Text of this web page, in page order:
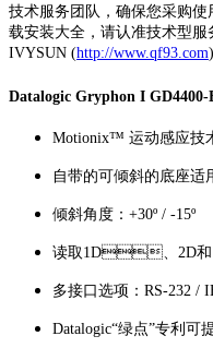
技术服务团队，确保您采购
载安装大全，请认准技术型
IVYSUN (http://www.qf93.com
Datalogic Gryphon I
Motionix™ 运动感应技
自带的可倾斜的底座适
倾斜角度：+30º / -15º
读取1D、2D和
多接口选项：RS-
Datalogic“绿点”专利可